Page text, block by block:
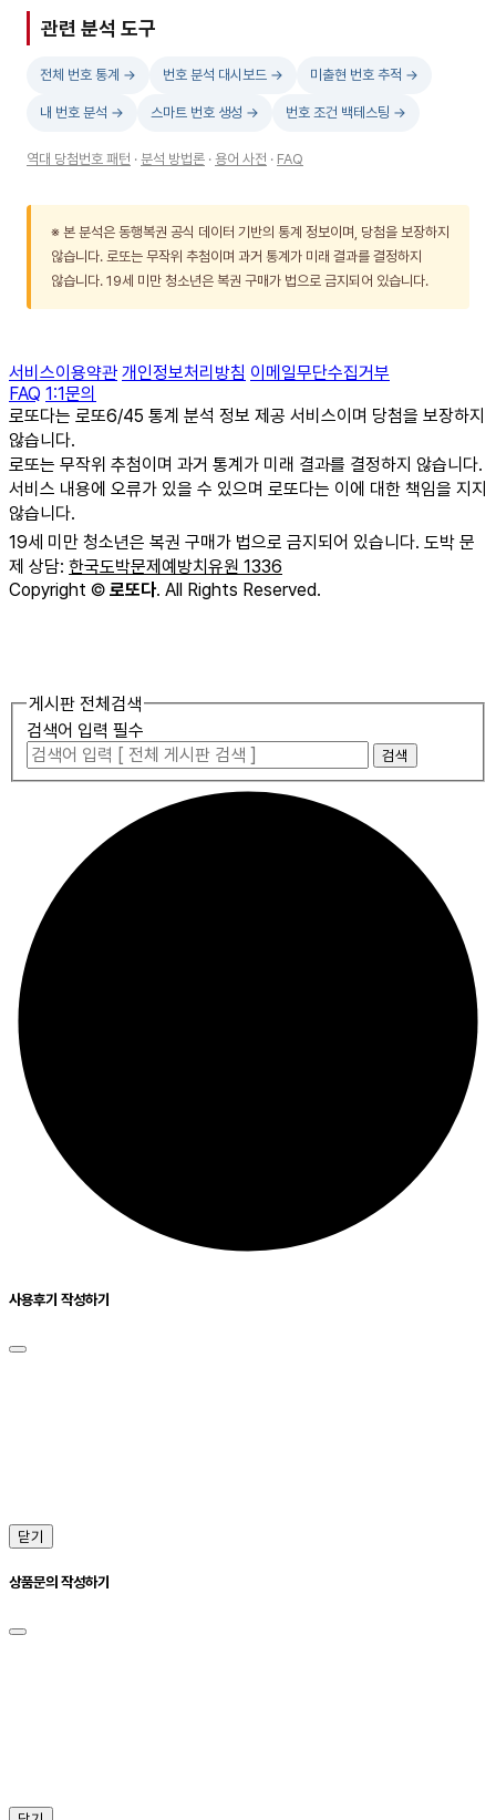
관련 분석 도구
전체 번호 통계 → 번호 분석 대시보드 → 미출현 번호 추적 →
내 번호 분석 → 스마트 번호 생성 → 번호 조건 백테스팅 →
역대 당첨번호 패턴 · 분석 방법론 · 용어 사전 · FAQ
※ 본 분석은 동행복권 공식 데이터 기반의 통계 정보이며, 당첨을 보장하지
않습니다. 로또는 무작위 추첨이며 과거 통계가 미래 결과를 결정하지
않습니다. 19세 미만 청소년은 복권 구매가 법으로 금지되어 있습니다.
서비스이용약관 개인정보처리방침 이메일무단수집거부
FAQ 1:1문의
로또다는 로또6/45 통계 분석 정보 제공 서비스이며 당첨을 보장하지
않습니다.
로또는 무작위 추첨이며 과거 통계가 미래 결과를 결정하지 않습니다.
서비스 내용에 오류가 있을 수 있으며 로또다는 이에 대한 책임을 지지
않습니다.
19세 미만 청소년은 복권 구매가 법으로 금지되어 있습니다. 도박 문
제 상담: 한국도박문제예방치유원 1336
Copyright © 로또다. All Rights Reserved.
게시판 전체검색
검색어 입력 필수
검색
사용후기 작성하기
닫기
상품문의 작성하기